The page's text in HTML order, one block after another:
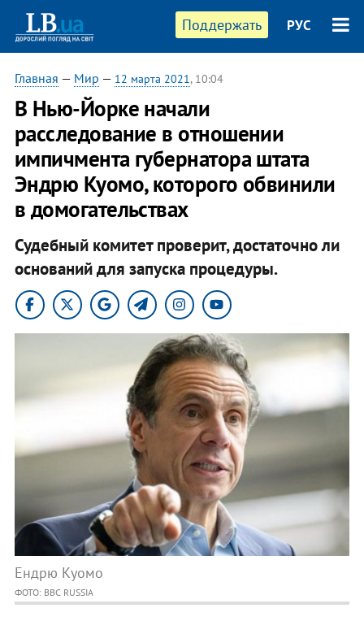
Поддержать РУС
Главная — Мир — 12 марта 2021, 10:04
В Нью-Йорке начали
расследование в отношении
импичмента губернатора штата
Эндрю Куомо, которого обвинили
в домогательствах
Судебный комитет проверит, достаточно ли
оснований для запуска процедуры.
Ендрю Куомо
ФОТО: BBC RUSSIA